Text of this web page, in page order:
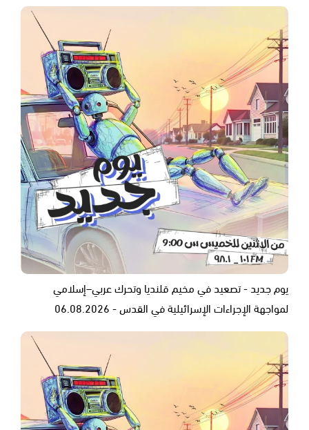
يوم جديد - تصعيد في مخيم قلنديا وتحرك عربي–إسلامي
لمواجهة الإجراءات الإسرائيلية في القدس - 06.08.2026